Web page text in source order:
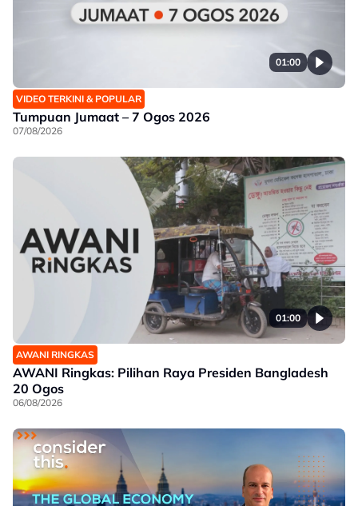
01:00
VIDEO TERKINI & POPULAR
Tumpuan Jumaat – 7 Ogos 2026
07/08/2026
01:00
AWANI RINGKAS
AWANI Ringkas: Pilihan Raya Presiden Bangladesh
20 Ogos
06/08/2026